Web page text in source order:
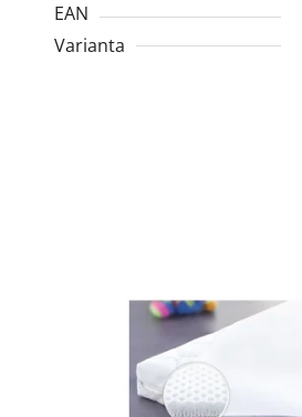
EAN
Varianta